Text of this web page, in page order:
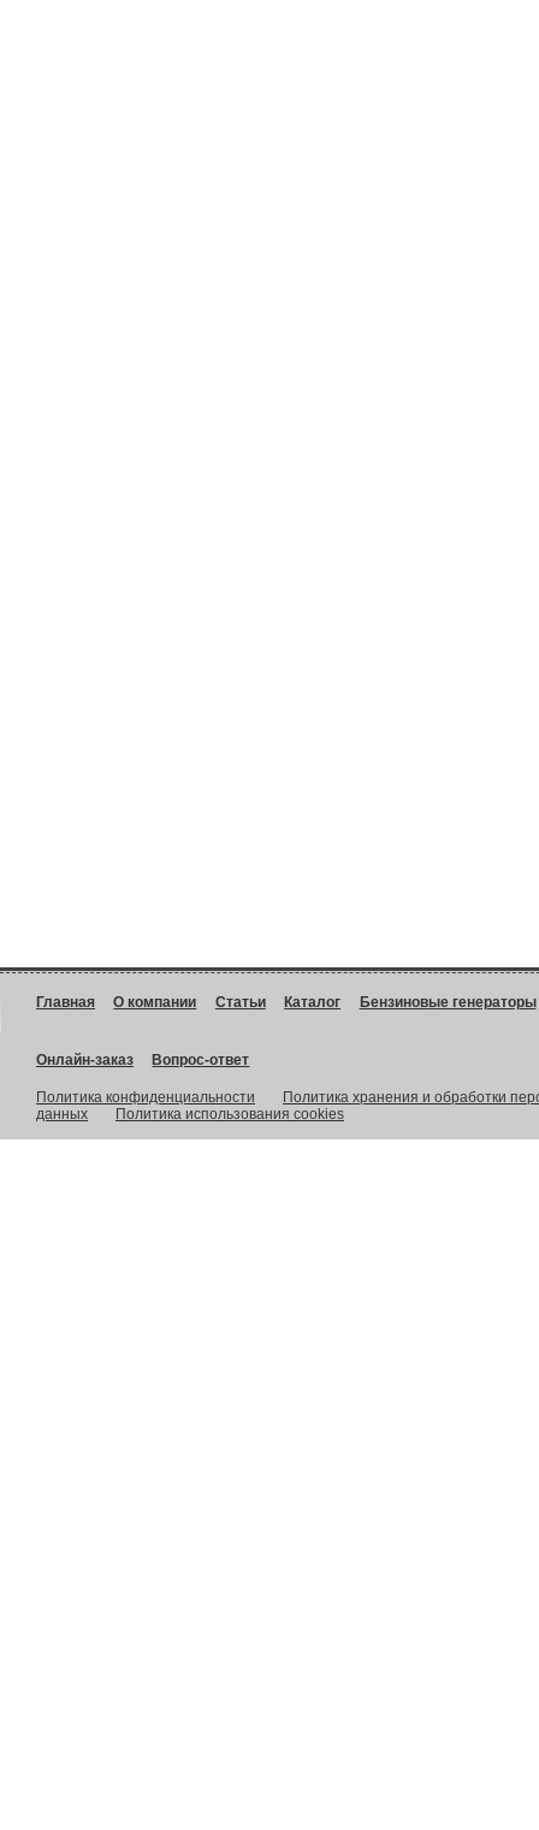
Главная О компании Статьи Каталог Бензиновые генераторы
Онлайн-заказ Вопрос-ответ
Политика конфиденциальности
Политика хранения и обработки
данных
Политика использования cookies